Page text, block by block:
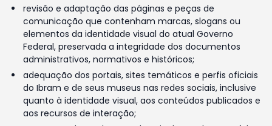
revisão e adaptação das páginas e peças de
comunicação que contenham marcas, slogans ou
elementos da identidade visual do atual Governo
Federal, preservada a integridade dos documentos
administrativos, normativos e históricos;
adequação dos portais, sites temáticos e perfis oficiais
do Ibram e de seus museus nas redes sociais, inclusive
quanto à identidade visual, aos conteúdos publicados e
aos recursos de interação;